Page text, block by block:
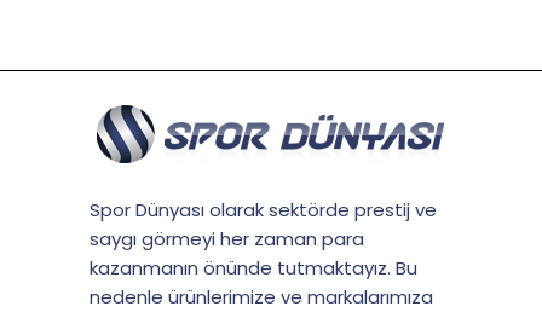
Spor Dünyası olarak sektörde prestij ve
saygı görmeyi her zaman para
kazanmanın önünde tutmaktayız. Bu
nedenle ürünlerimize ve markalarımıza